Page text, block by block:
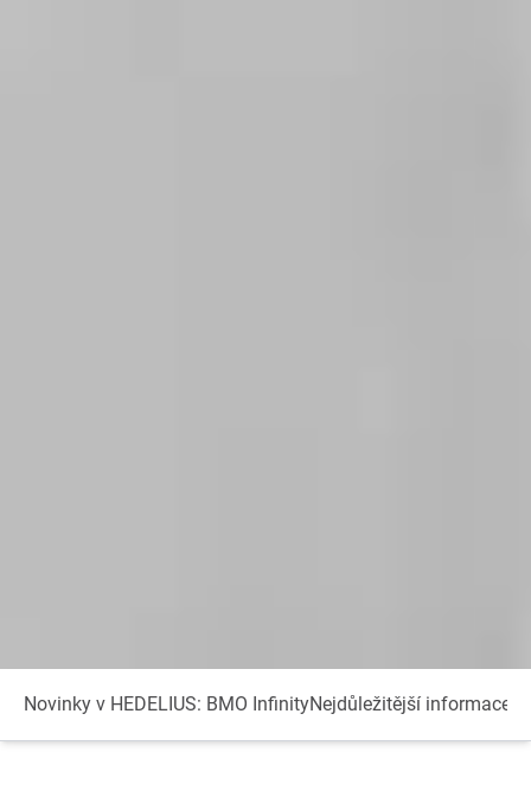
Novinky v HEDELIUS: BMO InfinityNejdůležitější informace